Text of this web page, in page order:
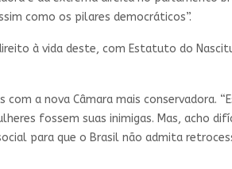
como os pilares democráticos”.
à vida deste, com Estatuto do
a nova Câmara mais conservadora.
fossem suas inimigas. Mas, acho
para que o Brasil não admita